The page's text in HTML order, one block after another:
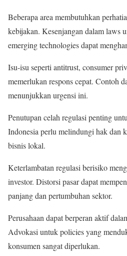
Beberapa area membutuhkan
kebijakan. Kesenjangan dalam laws
emerging technologies dapat
Isu-isu seperti antitrust, consumer
memerlukan respons cepat. Contoh
menunjukkan urgensi ini.
Penutupan celah regulasi penting
Indonesia perlu melindungi hak dan
bisnis lokal.
Keterlambatan regulasi berisiko
investor. Distorsi pasar dapat
panjang dan pertumbuhan sektor.
Perusahaan dapat berperan aktif
Advokasi untuk policies yang
konsumen sangat diperlukan.